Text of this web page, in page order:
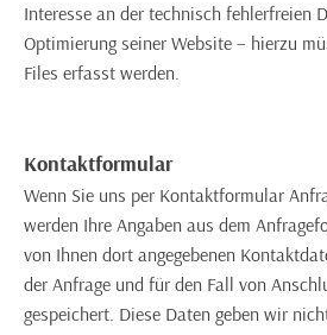
Interesse an der technisch fehlerfreien
Optimierung seiner Website – hierzu
Files erfasst werden.
Kontaktformular
Wenn Sie uns per Kontaktformular
werden Ihre Angaben aus dem
von Ihnen dort angegebenen
der Anfrage und für den Fall von
gespeichert. Diese Daten geben wir